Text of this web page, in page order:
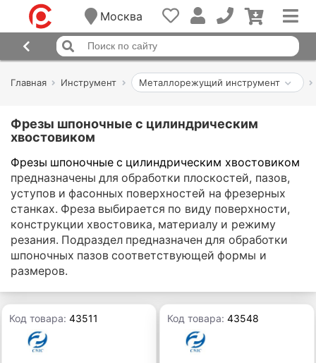
Москва
Главная Инструмент Металлорежущий инструмент
Фрезы шпоночные с цилиндрическим
хвостовиком
Фрезы шпоночные с цилиндрическим хвостовиком
предназначены для обработки плоскостей, пазов,
уступов и фасонных поверхностей на фрезерных
станках. Фреза выбирается по виду поверхности,
конструкции хвостовика, материалу и режиму
резания. Подраздел предназначен для обработки
шпоночных пазов соответствующей формы и
размеров.
Код товара:43511 Код товара:43548